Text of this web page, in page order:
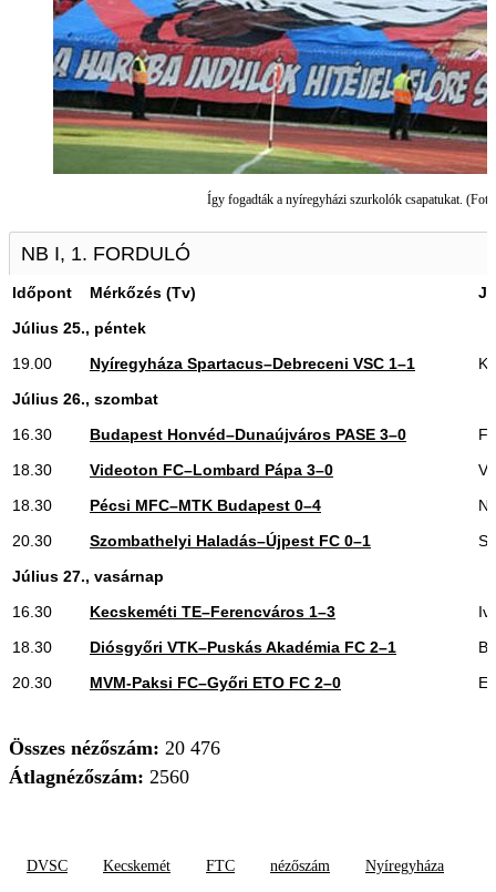
Így fogadták a nyíregyházi szurkolók csapatukat.
NB I, 1. FORDULÓ
Időpont Mérkőzés (Tv)
Július 25., péntek
19.00
Nyíregyháza Spartacus–Debreceni VSC 1–1
Július 26., szombat
16.30
Budapest Honvéd–Dunaújváros PASE 3–0
18.30
Videoton FC–Lombard Pápa 3–0
18.30
Pécsi MFC–MTK Budapest 0–4
20.30
Szombathelyi Haladás–Újpest FC 0–1
Július 27., vasárnap
16.30
Kecskeméti TE–Ferencváros 1–3
18.30
Diósgyőri VTK–Puskás Akadémia FC 2–1
20.30
MVM-Paksi FC–Győri ETO FC 2–0
Összes nézőszám: 20 476
Átlagnézőszám: 2560
DVSC Kecskemét FTC nézőszám Nyíregyháza